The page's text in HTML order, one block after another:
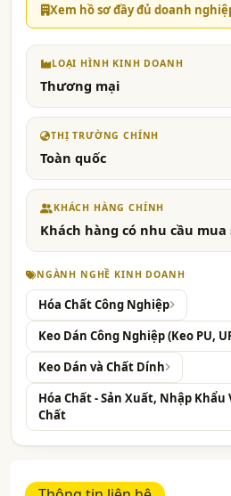
Xem hồ sơ đầy đủ doanh
LOẠI HÌNH KINH DOANH
Thương mại
THỊ TRƯỜNG CHÍNH
Toàn quốc
KHÁCH HÀNG CHÍNH
Khách hàng có nhu cầu
NGÀNH NGHỀ KINH DOANH
Hóa Chất Công Nghiệp
Keo Dán Công Nghiệp (Keo PU,
Keo Dán và Chất Dính
Hóa Chất - Sản Xuất, Nhập Khẩu
Chất